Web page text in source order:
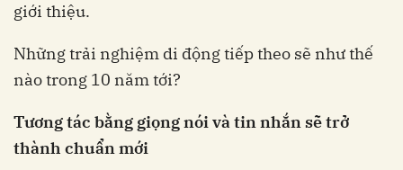
giới thiệu.
Những trải nghiệm di động tiếp theo sẽ như thế
nào trong 10 năm tới?
Tương tác bằng giọng nói và tin nhắn sẽ trở
thành chuẩn mới